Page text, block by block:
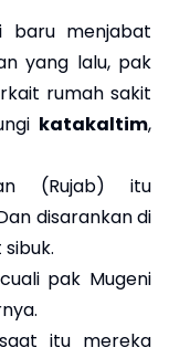
baru menjabat
yang lalu, pak
rumah sakit
katakaltim,
(Rujab) itu
disarankan di
pak Mugeni
itu mereka